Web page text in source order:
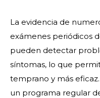
La evidencia de
exámenes periódicos
pueden detectar
síntomas, lo que
temprano y más
un programa regular